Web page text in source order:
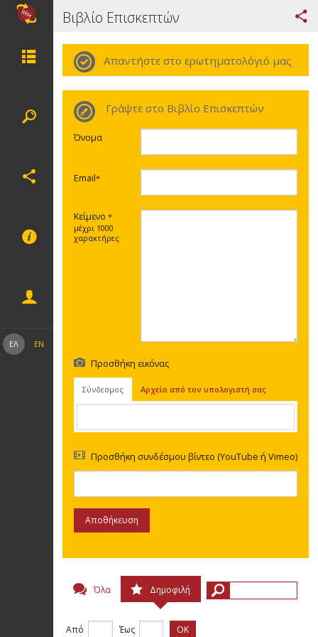
ΕΛ EN
Βιβλίο Επισκεπτών
Απαντήστε στο ερωτηματολόγιό μας
Γράψτε στο Βιβλίο Επισκεπτών
Όνομα
Email*
Κείμενο *
μέχρι 1000
χαρακτήρες
Προσθήκη εικόνας
Σύνδεσμος Αρχείο από τον υπολογιστή σας
Προσθήκη συνδέσμου βίντεο (YouTube ή Vimeo)
Όλα Δημοφιλή
Από Έως